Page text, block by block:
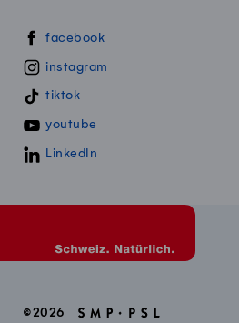
Swissmillk auf Social Media
facebook
instagram
tiktok
youtube
LinkedIn
©2026